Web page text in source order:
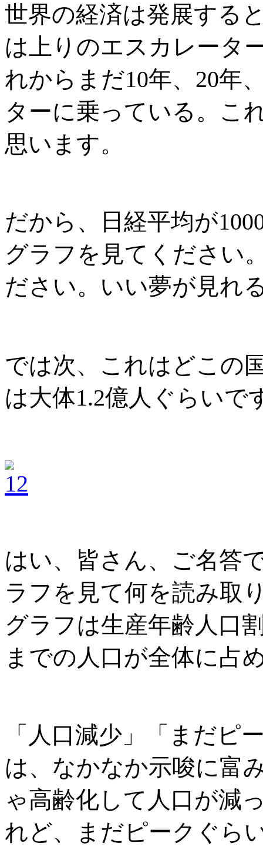
世界の経済は発展する
は上りのエスカレータ
れからまだ10年、 20年
ターに乗っている。こ
思います。
だから、日経平均が
グラフを見てください
ださい。いい夢が見れ
では次、これはどこの
は大体1.2億人ぐらいで
はい、皆さん、ご名答
ラフを見て何を読み取
グラフは生産年齢人口
までの人口が全体に占
「人口減少」「まだピ
は、なかなか示唆に富
ゃ高齢化して人口が減
れど、まだピークぐら